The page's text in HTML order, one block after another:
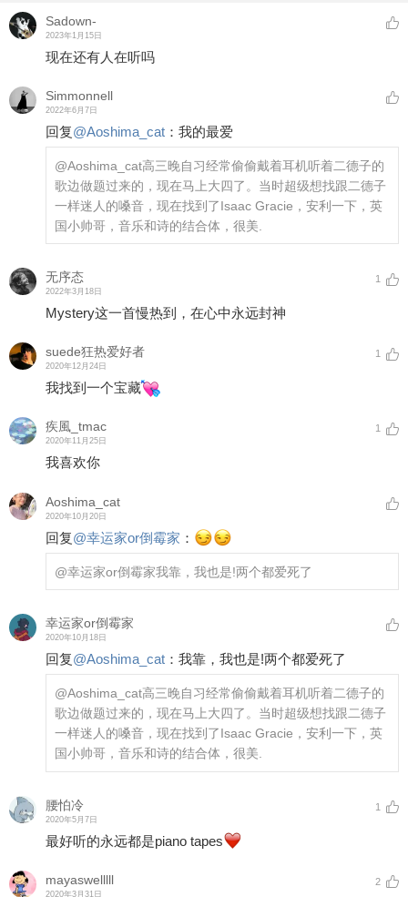
Sadown-
2023年1月15日
现在还有人在听吗
Simmonnell
2022年6月7日
回复@Aoshima_cat ： 我的最爱
@Aoshima_cat高三晚自习经常偷偷戴着耳机听着二德子的
歌边做题过来的，现在马上大四了。当时超级想找跟二德子
一样迷人的嗓音，现在找到了Isaac Gracie，安利一下，英
国小帅哥，音乐和诗的结合体，很美.
无序态
2022年3月18日
1
Mystery这一首慢热到，在心中永远封神
suede狂热爱好者
2020年12月24日
1
我找到一个宝藏
疾風_tmac
2020年11月25日
1
我喜欢你
Aoshima_cat
2020年10月20日
回复@幸运家or倒霉家 ：
@幸运家or倒霉家我靠，我也是!两个都爱死了
幸运家or倒霉家
2020年10月18日
回复@Aoshima_cat ： 我靠，我也是!两个都爱死了
@Aoshima_cat高三晚自习经常偷偷戴着耳机听着二德子的
歌边做题过来的，现在马上大四了。当时超级想找跟二德子
一样迷人的嗓音，现在找到了Isaac Gracie，安利一下，英
国小帅哥，音乐和诗的结合体，很美.
腰怕冷
2020年5月7日
1
最好听的永远都是piano tapes
mayaswelllll
2020年3月31日
2